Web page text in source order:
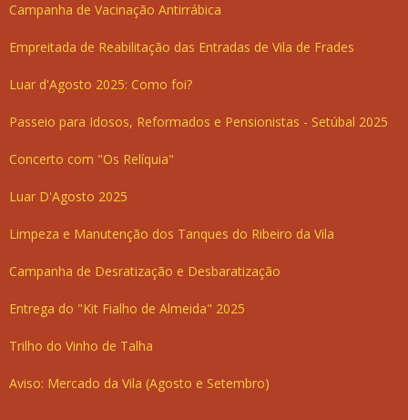
Campanha de Vacinação Antirrábica
Empreitada de Reabilitação das Entradas de Vila de Frades
Luar d'Agosto 2025: Como foi?
Passeio para Idosos, Reformados e Pensionistas - Setúbal 2025
Concerto com "Os Relíquia"
Luar D'Agosto 2025
Limpeza e Manutenção dos Tanques do Ribeiro da Vila
Campanha de Desratização e Desbaratização
Entrega do "Kit Fialho de Almeida" 2025
Trilho do Vinho de Talha
Aviso: Mercado da Vila (Agosto e Setembro)